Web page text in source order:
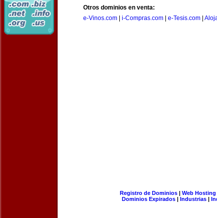
Otros dominios en venta:
e-Vinos.com
i-Compras.com e-Tesis.com
Registro de Dominios| Web Hosting
Dominios Expirados | Industrias |